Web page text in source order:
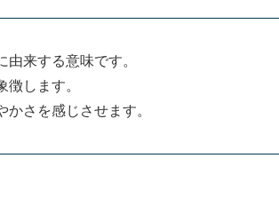
由来する意味です。
します。
さを感じさせます。